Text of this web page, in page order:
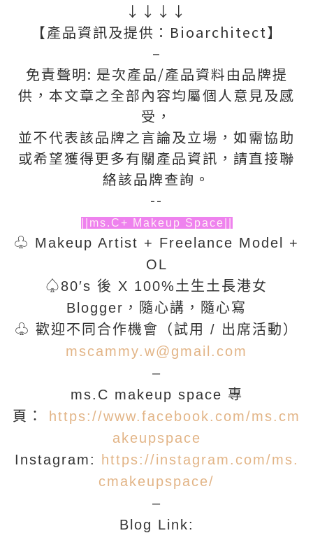
↓↓↓↓
【產品資訊及提供：Bioarchitect】
–
免責聲明: 是次產品/產品資料由品牌提
供，本文章之全部內容均屬個人意見及感
受，
並不代表該品牌之言論及立場，如需協助
或希望獲得更多有關產品資訊，請直接聯
絡該品牌查詢。
--
||ms.C+ Makeup Space||
♧ Makeup Artist + Freelance Model +
OL
♤80′s 後 X 100%土生土長港女
Blogger，隨心講，隨心寫
♧ 歡迎不同合作機會（試用 / 出席活動）
mscammy.w@gmail.com
–
ms.C makeup space 專
頁：
https://www.facebook.com/ms.cm
akeupspace
Instagram:
https://instagram.com/ms.
cmakeupspace/
–
Blog Link: